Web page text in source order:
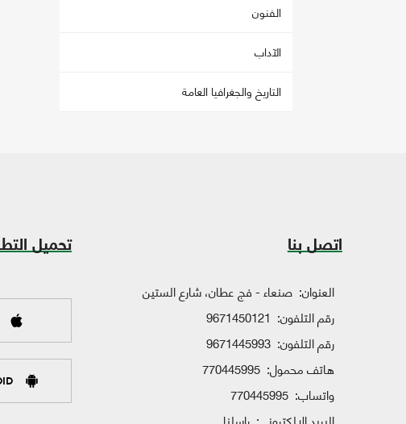
الفنون
الآداب
التاريخ والجغرافيا العامة
اتصل بنا
العنوان: صنعاء - فج عطان، شارع الستين
رقم التلفون: 9671450121
رقم التلفون: 9671445993
هاتف محمول: 770445995
واتساب: 770445995
تحميل